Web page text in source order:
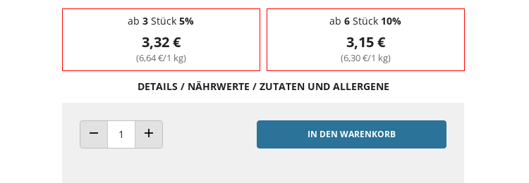
Staffelpreise - Mengenrabatt
ab 3 Stück 5%
3,32 €
(6,64 €/1 kg)
ab 6 Stück 10%
3,15 €
(6,30 €/1 kg)
DETAILS / NÄHRWERTE / ZUTATEN UND ALLERGENE
ANZAHL VERRINGERNANZAHL ERHÖHEN
IN DEN WARENKORB